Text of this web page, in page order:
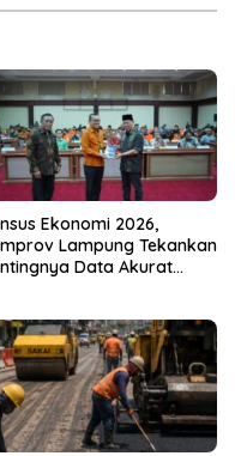
Ekonomi 2026,
Lampung Tekankan
Data Akurat